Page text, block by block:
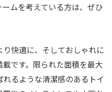
ムを考えている方は、ぜひ
り快適に、そしておしゃれに
です。限られた面積を最大
るような清潔感のあるトイ